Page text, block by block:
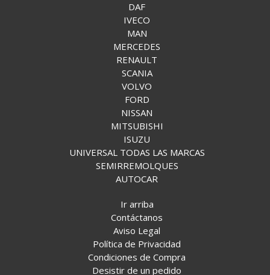
DAF
IVECO
MAN
MERCEDES
RENAULT
SCANIA
VOLVO
FORD
NISSAN
MITSUBISHI
ISUZU
UNIVERSAL TODAS LAS MARCAS
SEMIRREMOLQUES
AUTOCAR
Ir arriba
Contáctanos
Aviso Legal
Política de Privacidad
Condiciones de Compra
Desistir de un pedido